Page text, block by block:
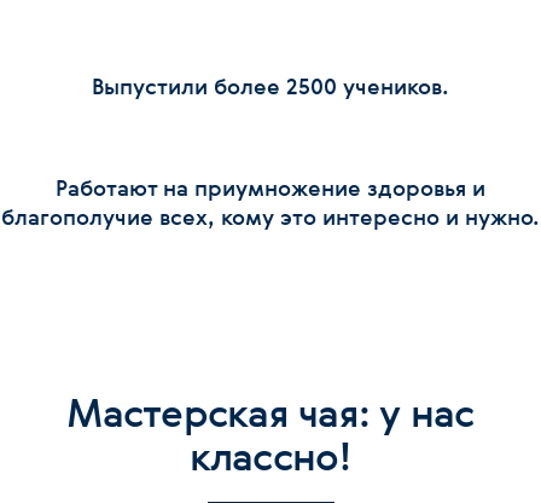
Выпустили более 2500 учеников.
Работают на приумножение здоровья и
благополучие всех, кому это интересно и нужно.
Мастерская чая: у нас
классно!